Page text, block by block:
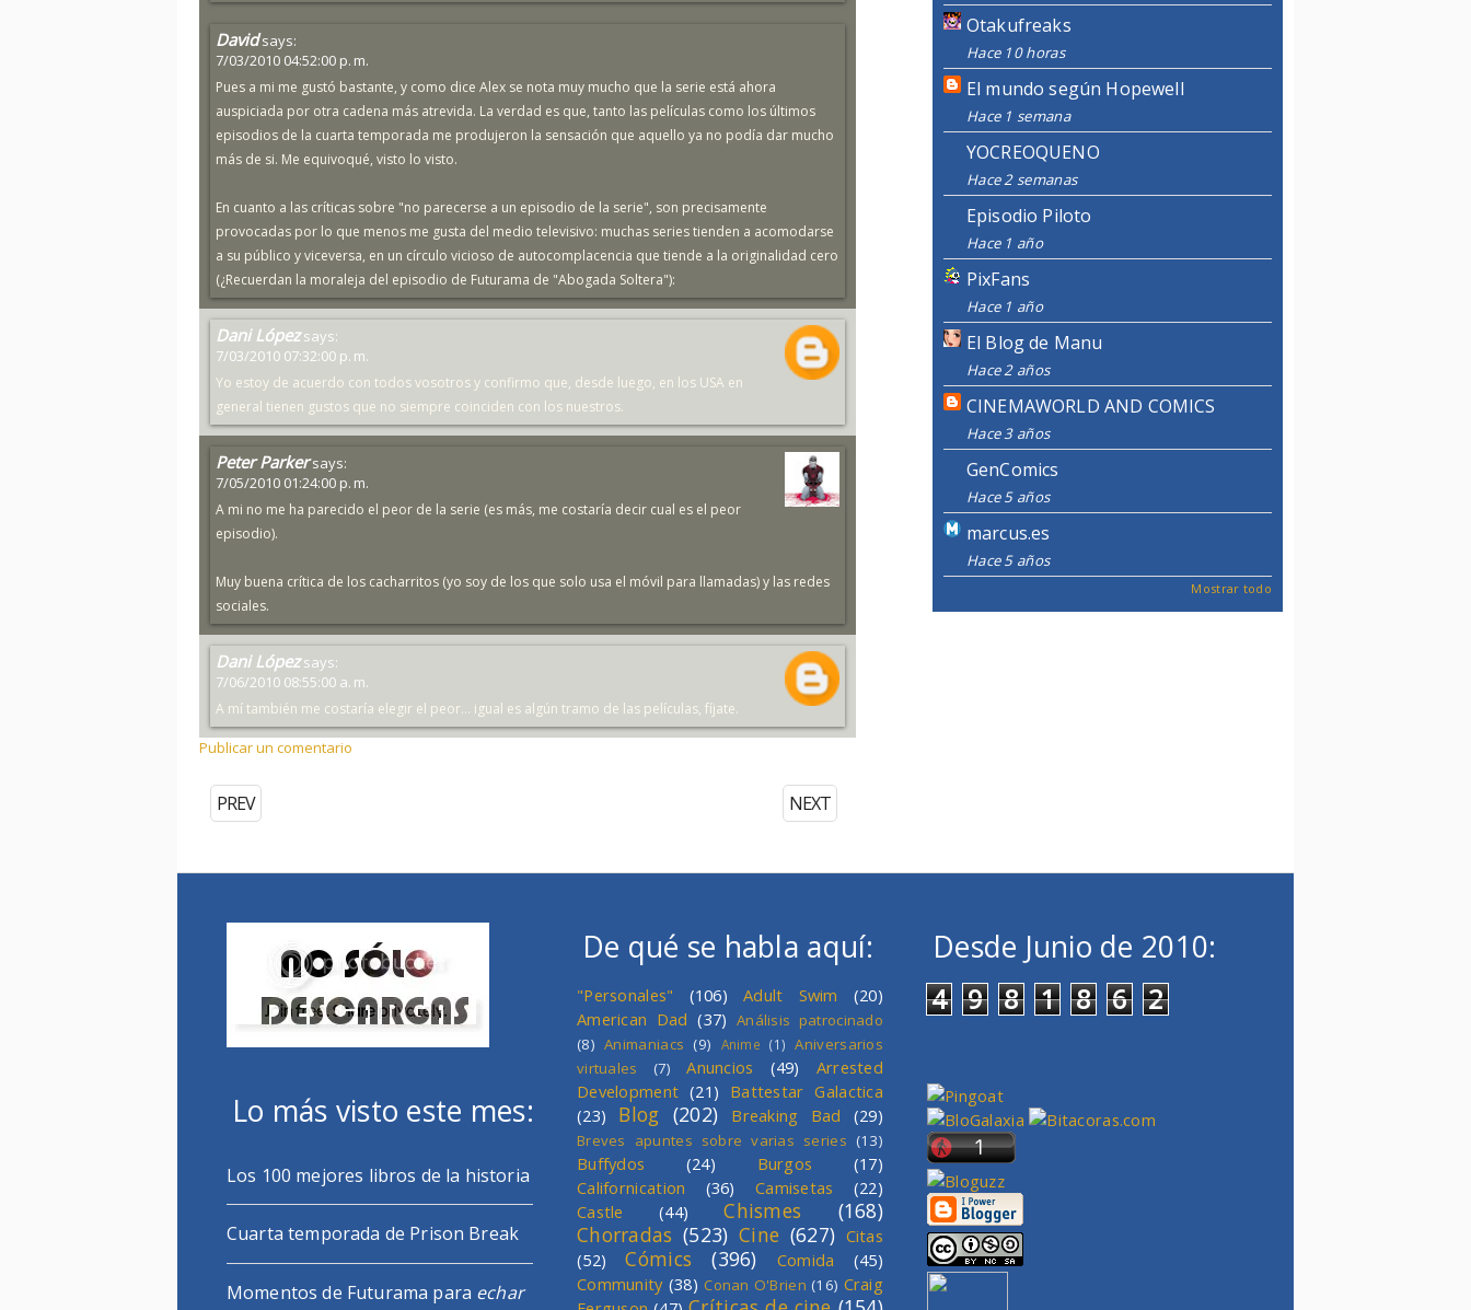
David says:
7/03/2010 04:52:00 p. m.
Pues a mi me gustó bastante, y como dice Alex se nota muy mucho que la serie está ahora
auspiciada por otra cadena más atrevida. La verdad es que, tanto las películas como los últimos
episodios de la cuarta temporada me produjeron la sensación que aquello ya no podía dar mucho
más de si. Me equivoqué, visto lo visto.
En cuanto a las críticas sobre "no parecerse a un episodio de la serie", son precisamente
provocadas por lo que menos me gusta del medio televisivo: muchas series tienden a acomodarse
a su público y viceversa, en un círculo vicioso de autocomplacencia que tiende a la originalidad cero
(¿Recuerdan la moraleja del episodio de Futurama de "Abogada Soltera"):
Dani López says:
7/03/2010 07:32:00 p. m.
Yo estoy de acuerdo con todos vosotros y confirmo que, desde luego, en los USA en
general tienen gustos que no siempre coinciden con los nuestros.
Peter Parker says:
7/05/2010 01:24:00 p. m.
A mi no me ha parecido el peor de la serie (es más, me costaría decir cual es el peor
episodio).
Muy buena crítica de los cacharritos (yo soy de los que solo usa el móvil para llamadas) y las redes
sociales.
Dani López says:
7/06/2010 08:55:00 a. m.
A mí también me costaría elegir el peor... igual es algún tramo de las películas, fíjate.
Publicar un comentario
NEXT
PREV
Otakufreaks
Hace 10 horas
El mundo según Hopewell
Hace 1 semana
YOCREOQUENO
Hace 2 semanas
Episodio Piloto
Hace 1 año
PixFans
Hace 1 año
El Blog de Manu
Hace 2 años
CINEMAWORLD AND COMICS
Hace 3 años
GenComics
Hace 5 años
marcus.es
Hace 5 años
Mostrar todo
Lo más visto este mes:
Los 100 mejores libros de la historia
Cuarta temporada de Prison Break
Momentos de Futurama para echar
De qué se habla aquí:
"Personales" (106) Adult Swim
(20)
American Dad (37) Análisis patrocinado
(8) Animaniacs (9) Anime (1) Aniversarios
virtuales
(7) Anuncios (49)
Arrested
Development (21) Battestar Galactica
(23)
Blog (202) Breaking Bad (29)
Breves apuntes sobre varias series (13)
Buffydos (24) Burgos
(17)
Californication
(36) Camisetas
(22)
Castle
(44) Chismes
(168)
Chorradas (523) Cine (627) Citas
(52)
Cómics (396) Comida
(45)
Community (38) Conan O'Brien (16) Craig
Desde Junio de 2010:
4 9 8 1 8 6 2